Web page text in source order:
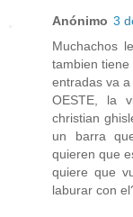
Anónimo 3
Muchachos
tambien tiene
entradas va a
OESTE, la
christian
un barra
quieren que
quiere que
laburar con